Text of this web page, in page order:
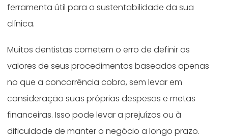
ferramenta útil para a sustentabilidade da sua
clínica.
Muitos dentistas cometem o erro de definir os
valores de seus procedimentos baseados apenas
no que a concorrência cobra, sem levar em
consideração suas próprias despesas e metas
financeiras. Isso pode levar a prejuízos ou à
dificuldade de manter o negócio a longo prazo.